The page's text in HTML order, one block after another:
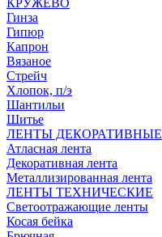
КРУЖЕВО
Гинза
Гипюр
Капрон
Вязаное
Стрейч
Хлопок, п/э
Шантильи
Шитье
ЛЕНТЫ ДЕКОРАТИВНЫЕ
Атласная лента
Декоративная лента
Металлизированная лента
ЛЕНТЫ ТЕХНИЧЕСКИЕ
Светоотражающие ленты
Косая бейка